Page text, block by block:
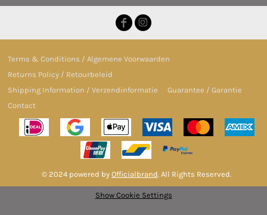
Terms & Conditions / Algemene Voorwaarden
Returns Policy / Retourbeleid
Shipping Information / Verzendinformatie
Guarantee / Garantie
Contact
© 2024 powered by Officialbrand. All Rights Reserved.
Show Cookie Settings